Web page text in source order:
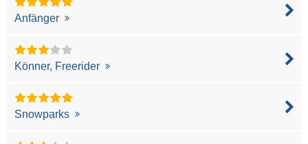
Anfänger
Könner, Freerider
Snowparks